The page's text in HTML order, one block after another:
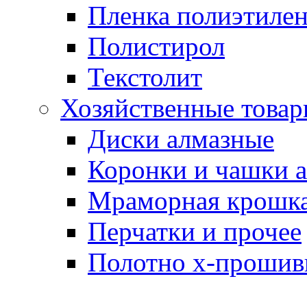
Пленка
Полистирол
Текстолит
Хозяйственные
Диски алмазные
Коронки и чашки
Мраморная
Перчатки и прочее
Полотно х-